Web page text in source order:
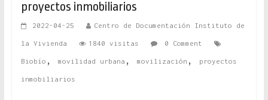
proyectos inmobiliarios
2022-04-25 Centro de Documentación Instituto de
la Vivienda 1840 visitas 0 Comment
Biobío , movilidad urbana , movilización , proyectos
inmobiliarios